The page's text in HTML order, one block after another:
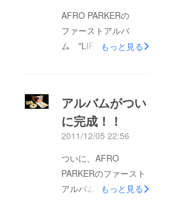
AFRO PARKERの
ファーストアルバ
ム "LIFT OFF" のリ
Open 18:00 Start
18:30Venue: Studio
Cube 326
(http://www.studiocube
326.com/info.html)Tic
kets: 1000yen + 1
もっと見る
アルバムがつい
に完成！！
2011/12/05 22:56
ついに、AFRO
PARKERのファースト
アルバム "LIFTもっと見る